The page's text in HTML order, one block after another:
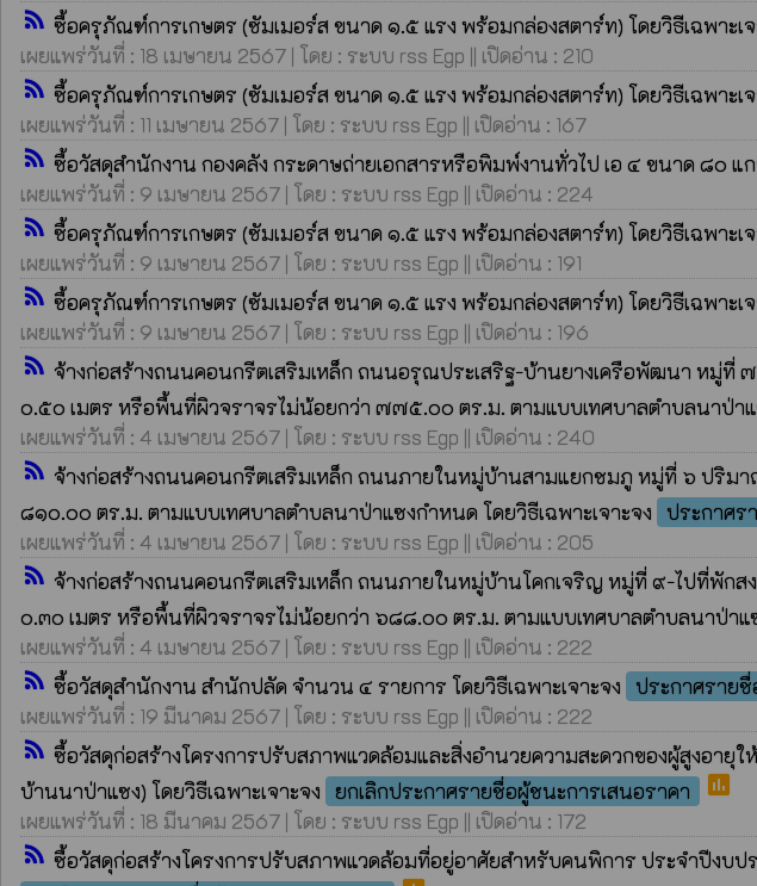
rss_feed ซื้อครุภัณฑ์การเกษตร (ซัมเมอร์ส ขนาด ๑.๕ แรง พร้อมกล่องสตาร์ท) โดยวิธีเฉพาะเจ
เผยแพร่วันที่ : 18 เมษายน 2567 | โดย : ระบบ rss Egp || เปิดอ่าน : 210
rss_feed ซื้อครุภัณฑ์การเกษตร (ซัมเมอร์ส ขนาด ๑.๕ แรง พร้อมกล่องสตาร์ท) โดยวิธีเฉพาะเจ
เผยแพร่วันที่ : 11 เมษายน 2567 | โดย : ระบบ rss Egp || เปิดอ่าน : 167
rss_feed ซื้อวัสดุสำนักงาน กองคลัง กระดาษถ่ายเอกสารหรือพิมพ์งานทั่วไป เอ ๔ ขนาด ๘๐ แ
เผยแพร่วันที่ : 9 เมษายน 2567 | โดย : ระบบ rss Egp || เปิดอ่าน : 224
rss_feed ซื้อครุภัณฑ์การเกษตร (ซัมเมอร์ส ขนาด ๑.๕ แรง พร้อมกล่องสตาร์ท) โดยวิธีเฉพาะเจ
เผยแพร่วันที่ : 9 เมษายน 2567 | โดย : ระบบ rss Egp || เปิดอ่าน : 191
rss_feed ซื้อครุภัณฑ์การเกษตร (ซัมเมอร์ส ขนาด ๑.๕ แรง พร้อมกล่องสตาร์ท) โดยวิธีเฉพาะเจ
เผยแพร่วันที่ : 9 เมษายน 2567 | โดย : ระบบ rss Egp || เปิดอ่าน : 196
rss_feed จ้างก่อสร้างถนนคอนกรีตเสริมเหล็ก ถนนอรุณประเสริฐ-บ้านยางเครือพัฒนา หมู่ที่
๐.๕๐ เมตร หรือพื้นที่ผิวจราจรไม่น้อยกว่า ๗๗๕.๐๐ ตร.ม. ตามแบบเทศบาลตำบลนาป่าแ
เผยแพร่วันที่ : 4 เมษายน 2567 | โดย : ระบบ rss Egp || เปิดอ่าน : 240
rss_feed จ้างก่อสร้างถนนคอนกรีตเสริมเหล็ก ถนนภายในหมู่บ้านสามแยกชมภู หมู่ที่ ๖ ปริม
๘๑๐.๐๐ ตร.ม. ตามแบบเทศบาลตำบลนาป่าแซงกำหนด โดยวิธีเฉพาะเจาะจง
ประกาศร
เผยแพร่วันที่ : 4 เมษายน 2567 | โดย : ระบบ rss Egp || เปิดอ่าน : 205
rss_feed จ้างก่อสร้างถนนคอนกรีตเสริมเหล็ก ถนนภายในหมู่บ้านโคกเจริญ หมู่ที่ ๙-ไปที่พักส
๐.๓๐ เมตร หรือพื้นที่ผิวจราจรไม่น้อยกว่า ๖๘๘.๐๐ ตร.ม. ตามแบบเทศบาลตำบลนาป่าแซ
เผยแพร่วันที่ : 4 เมษายน 2567 | โดย : ระบบ rss Egp || เปิดอ่าน : 222
rss_feed ซื้อวัสดุสำนักงาน สำนักปลัด จำนวน ๔ รายการ โดยวิธีเฉพาะเจาะจง ประกาศราย
เผยแพร่วันที่ : 19 มีนาคม 2567 | โดย : ระบบ rss Egp || เปิดอ่าน : 222
rss_feed ซื้อวัสดุก่อสร้างโครงการปรับสภาพแวดล้อมและสิ่งอำนวยความสะดวกของผู้สูงอ
บ้านนาป่าแซง) โดยวิธีเฉพาะเจาะจง ยกเลิกประกาศรายชื่อผู้ชนะการเสนอราคา poll
เผยแพร่วันที่ : 18 มีนาคม 2567 | โดย : ระบบ rss Egp || เปิดอ่าน : 172
rss_feed ซื้อวัสดุก่อสร้างโครงการปรับสภาพแวดล้อมที่อยู่อาศัยสำหรับคนพิการ ประจำปีงบ